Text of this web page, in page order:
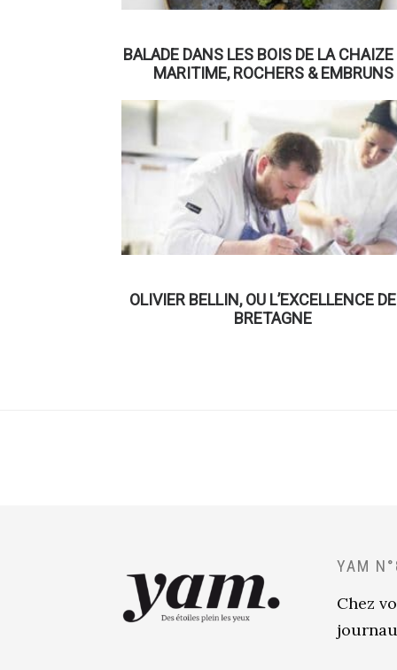
BALADE DANS LES BOIS DE LA
MARITIME, ROCHERS & EMBRUNS
OLIVIER BELLIN, OU L’EXCELLENCE
BRETAGNE
YAM
Chez